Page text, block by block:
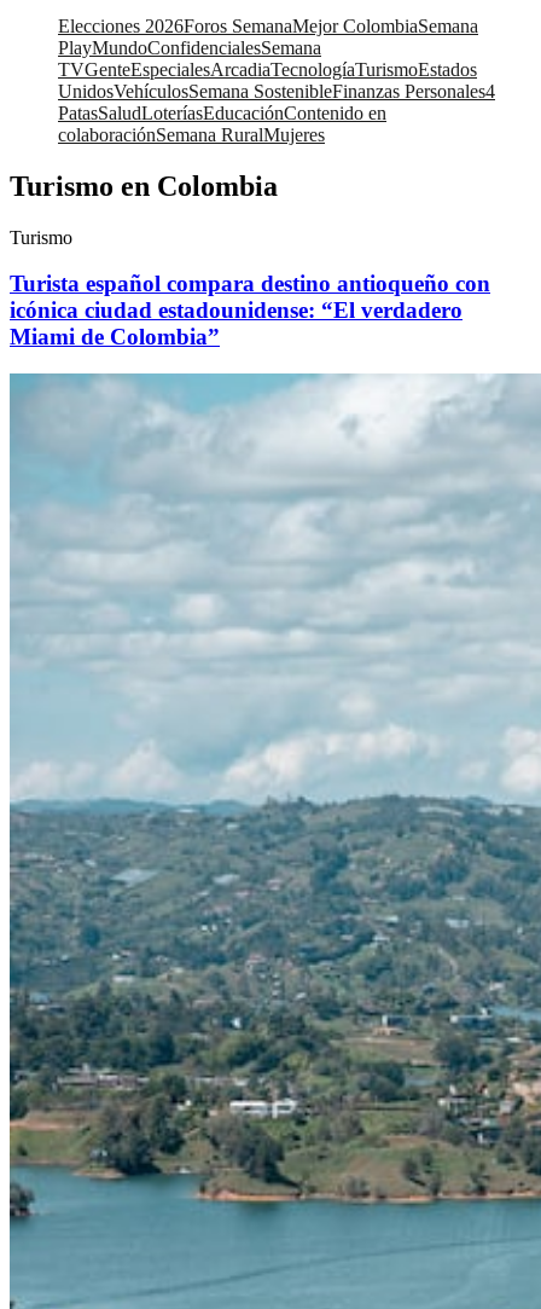
Elecciones 2026Foros SemanaMejor ColombiaSemana
PlayMundoConfidencialesSemana
TVGenteEspecialesArcadiaTecnologíaTurismoEstados
UnidosVehículosSemana SostenibleFinanzas Personales4
PatasSaludLoteríasEducaciónContenido en
colaboraciónSemana RuralMujeres
Turismo en Colombia
Turismo
Turista español compara destino antioqueño con
icónica ciudad estadounidense: “El verdadero
Miami de Colombia”